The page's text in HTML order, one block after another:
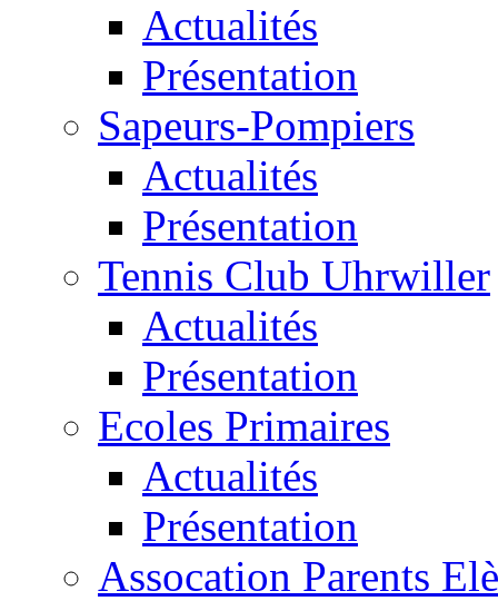
Actualités
Présentation
Sapeurs-Pompiers
Actualités
Présentation
Tennis Club Uhrwiller
Actualités
Présentation
Ecoles Primaires
Actualités
Présentation
Assocation Parents